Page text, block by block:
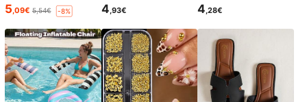
5,09€ 5,54€ -8% 4,93€ 4,28€